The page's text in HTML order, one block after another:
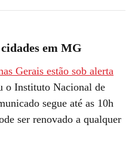
em MG
Gerais estão sob alerta
o Instituto Nacional de
segue até as 10h
ser renovado a qualquer